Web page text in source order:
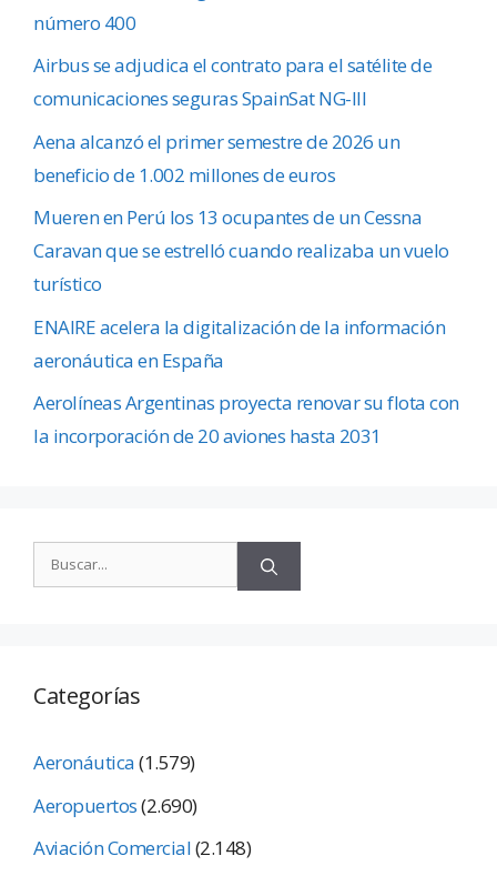
número 400
Airbus se adjudica el contrato para el satélite de
comunicaciones seguras SpainSat NG-III
Aena alcanzó el primer semestre de 2026 un
beneficio de 1.002 millones de euros
Mueren en Perú los 13 ocupantes de un Cessna
Caravan que se estrelló cuando realizaba un vuelo
turístico
ENAIRE acelera la digitalización de la información
aeronáutica en España
Aerolíneas Argentinas proyecta renovar su flota con
la incorporación de 20 aviones hasta 2031
Categorías
Aeronáutica(1.579)
Aeropuertos(2.690)
Aviación Comercial(2.148)